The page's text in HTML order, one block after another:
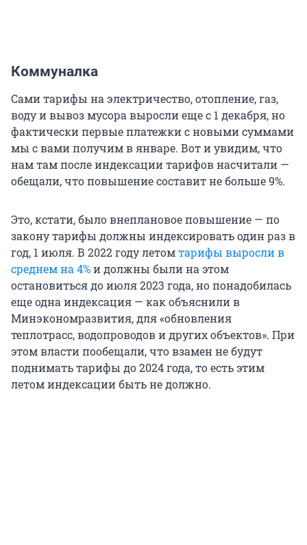
Коммуналка
Сами тарифы на электричество, отопление, газ,
воду и вывоз мусора выросли еще с 1 декабря, но
фактически первые платежки с новыми суммами
мы с вами получим в январе. Вот и увидим, что
нам там после индексации тарифов насчитали —
обещали, что повышение составит не больше 9%.
Это, кстати, было внеплановое повышение — по
закону тарифы должны индексировать один раз в
год, 1 июля. В 2022 году летомтарифы выросли в
среднем на 4%и должны были на этом
остановиться до июля 2023 года, но понадобилась
еще одна индексация — как объяснили в
Минэкономразвития, для «обновления
теплотрасс, водопроводов и других объектов». При
этом власти пообещали, что взамен не будут
поднимать тарифы до 2024 года, то есть этим
летом индексации быть не должно.